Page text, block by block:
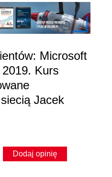
Microsoft
Kurs
Jacek
Dodaj opinię